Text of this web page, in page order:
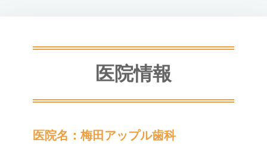
医院情報
医院名：梅田アップル歯科